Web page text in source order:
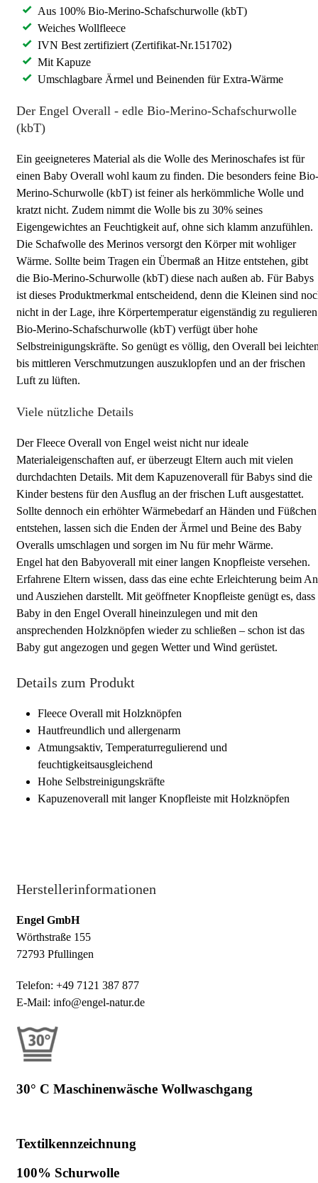
Aus 100% Bio-Merino-Schafschurwolle (kbT)
Weiches Wollfleece
IVN Best zertifiziert (Zertifikat-Nr.151702)
Mit Kapuze
Umschlagbare Ärmel und Beinenden für Extra-Wärme
Der Engel Overall - edle Bio-Merino-Schafschurwolle
(kbT)
Ein geeigneteres Material als die Wolle des Merinoschafes ist für
einen Baby Overall wohl kaum zu finden. Die besonders feine Bio-
Merino-Schurwolle (kbT) ist feiner als herkömmliche Wolle und
kratzt nicht. Zudem nimmt die Wolle bis zu 30% seines
Eigengewichtes an Feuchtigkeit auf, ohne sich klamm anzufühlen.
Die Schafwolle des Merinos versorgt den Körper mit wohliger
Wärme. Sollte beim Tragen ein Übermaß an Hitze entstehen, gibt
die Bio-Merino-Schurwolle (kbT) diese nach außen ab. Für Babys
ist dieses Produktmerkmal entscheidend, denn die Kleinen sind
nicht in der Lage, ihre Körpertemperatur eigenständig zu
Bio-Merino-Schafschurwolle (kbT) verfügt über hohe
Selbstreinigungskräfte. So genügt es völlig, den Overall bei
bis mittleren Verschmutzungen auszuklopfen und an der frischen
Luft zu lüften.
Viele nützliche Details
Der Fleece Overall von Engel weist nicht nur ideale
Materialeigenschaften auf, er überzeugt Eltern auch mit vielen
durchdachten Details. Mit dem Kapuzenoverall für Babys sind die
Kinder bestens für den Ausflug an der frischen Luft ausgestattet.
Sollte dennoch ein erhöhter Wärmebedarf an Händen und Füßchen
entstehen, lassen sich die Enden der Ärmel und Beine des Baby
Overalls umschlagen und sorgen im Nu für mehr Wärme.
Engel hat den Babyoverall mit einer langen Knopfleiste versehen.
Erfahrene Eltern wissen, dass das eine echte Erleichterung beim
und Ausziehen darstellt. Mit geöffneter Knopfleiste genügt es, dass
Baby in den Engel Overall hineinzulegen und mit den
ansprechenden Holzknöpfen wieder zu schließen – schon ist das
Baby gut angezogen und gegen Wetter und Wind gerüstet.
Details zum Produkt
Fleece Overall mit Holzknöpfen
Hautfreundlich und allergenarm
Atmungsaktiv, Temperaturregulierend und
feuchtigkeitsausgleichend
Hohe Selbstreinigungskräfte
Kapuzenoverall mit langer Knopfleiste mit Holzknöpfen
Herstellerinformationen
Engel GmbH
Wörthstraße 155
72793 Pfullingen
Telefon: +49 7121 387 877
E-Mail: info@engel-natur.de
30° C Maschinenwäsche Wollwaschgang
Textilkennzeichnung
100% Schurwolle